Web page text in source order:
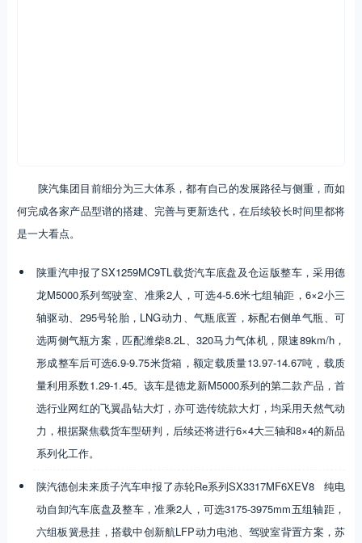
陕汽集团目前细分为三大体系，都有自己的发展路径与侧重，而如
何完成各家产品型谱的搭建、完善与更新迭代，在后续较长时间里都将
是一大看点。
陕重汽申报了SX1259MC9TL载货汽车底盘及仓运版整车，采用德
龙M5000系列驾驶室、准乘2人，可选4-5.6米七组轴距，6×2小三
轴驱动、295号轮胎，LNG动力、气瓶底置，标配右侧单气瓶、可
选两侧气瓶方案，匹配潍柴8.2L、320马力气体机，限速89km/h，
形成整车后可选6.9-9.75米货箱，额定载质量13.97-14.67吨，载质
量利用系数1.29-1.45。该车是德龙新M5000系列的第二款产品，首
选行业网红的飞翼晶钻大灯，亦可选传统款大灯，均采用天然气动
力，根据聚焦载货车型研判，后续还将进行6×4大三轴和8×4的新品
系列化工作。
陕汽德创未来质子汽车申报了赤轮Re系列SX3317MF6XEV8 纯电
动自卸汽车底盘及整车，准乘2人，可选3175-3975mm五组轴距，
六组板簧悬挂，搭载中创新航LFP动力电池、驾驶室背置方案，苏